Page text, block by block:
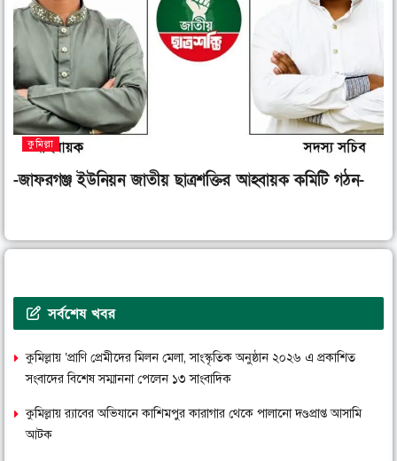
কুমিল্লা
-জাফরগঞ্জ ইউনিয়ন জাতীয় ছাত্রশক্তির আহ্বায়ক কমিটি গঠন-
সর্বশেষ খবর
কুমিল্লায় ‘প্রাণি প্রেমীদের মিলন মেলা, সাংস্কৃতিক অনুষ্ঠান ২০২৬ এ প্রকাশিত
সংবাদের বিশেষ সম্মাননা পেলেন ১৩ সাংবাদিক
কুমিল্লায় র‌্যাবের অভিযানে কাশিমপুর কারাগার থেকে পালানো দণ্ডপ্রাপ্ত আসামি
আটক